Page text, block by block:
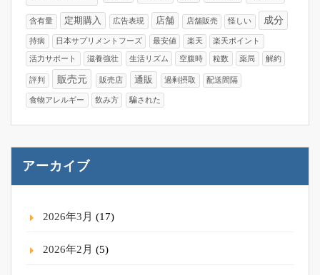
含有量 定期購入 広告表現 店舗 店舗販売 怪しい 成分
持病 日本サプリメントフーズ 最安値 楽天 楽天ポイント
活力サポート 滋養強壮 生活リズム 空腹時 粒数 薬局 解約
評判 販売元 販売店 通販 過剰摂取 配送間隔
食物アレルギー 飲み方 騙された
アーカイブ
2026年3月 (17)
2026年2月 (5)